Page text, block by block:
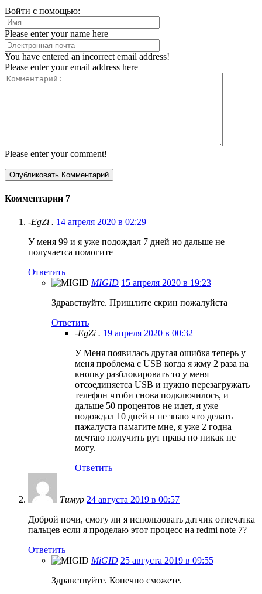
Войти с помощью:
Please enter your name here
You have entered an incorrect email address!
Please enter your email address here
Please enter your comment!
Комментарии 7
-EgZi . 14 апреля 2020 в 02:29
У меня 99 и я уже подождал 7 дней но дальше не
получаетса помогите
Ответить
MIGID 15 апреля 2020 в 19:23
Здравствуйте. Пришлите скрин пожалуйста
Ответить
-EgZi . 19 апреля 2020 в 00:32
У Меня появилась другая ошибка теперь у
меня проблема с USB когда я жму 2 раза на
кнопку разблокировать то у меня
отсоединяетса USB и нужно перезагружать
телефон чтоби снова подключилось, и
дальше 50 процентов не идет, я уже
подождал 10 дней и не знаю что делать
пажалуста памагите мне, я уже 2 годна
мечтаю получить рут права но никак не
могу.
Ответить
Тимур 24 августа 2019 в 00:57
Доброй ночи, смогу ли я использовать датчик отпечатка
пальцев если я проделаю этот процесс на redmi note 7?
Ответить
MiGID 25 августа 2019 в 09:55
Здравствуйте. Конечно сможете.